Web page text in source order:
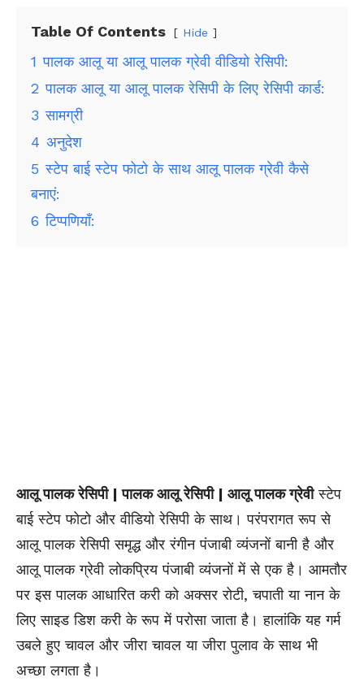
Table Of Contents Hide
1 पालक आलू या आलू पालक ग्रेवी वीडियो रेसिपी:
2 पालक आलू या आलू पालक रेसिपी के लिए रेसिपी कार्ड:
3 सामग्री
4 अनुदेश
5 स्टेप बाई स्टेप फोटो के साथ आलू पालक ग्रेवी कैसे
बनाएं:
6 टिप्पणियाँ:
आलू पालक रेसिपी | पालक आलू रेसिपी | आलू पालक ग्रेवीस्टेप
बाई स्टेप फोटो और वीडियो रेसिपी के साथ। परंपरागत रूप से
आलू पालक रेसिपी समृद्ध और रंगीन पंजाबी व्यंजनों बानी है और
आलू पालक ग्रेवी लोकप्रिय पंजाबी व्यंजनों में से एक है। आमतौर
पर इस पालक आधारित करी को अक्सर रोटी, चपाती या नान के
लिए साइड डिश करी के रूप में परोसा जाता है। हालांकि यह गर्म
उबले हुए चावल और जीरा चावल या जीरा पुलाव के साथ भी
अच्छा लगता है।